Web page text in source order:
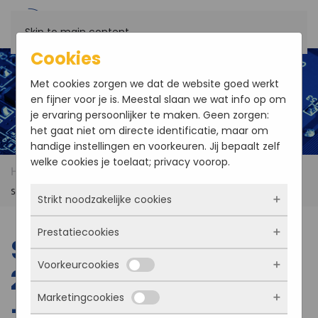
Skip to main content
Home Products
SENSORAY Model 2444 HD-SDI
switcher - 4x4 3G-SDI matrix switcher with Ethernet
SENSORAY Model
2444 HD-SDI switcher
Cookies
Met cookies zorgen we dat de website goed werkt
en fijner voor je is. Meestal slaan we wat info op om
je ervaring persoonlijker te maken. Geen zorgen:
het gaat niet om directe identificatie, maar om
handige instellingen en voorkeuren. Jij bepaalt zelf
welke cookies je toelaat; privacy voorop.
Strikt noodzakelijke cookies
Deze cookies zorgen ervoor dat de website
überhaupt werkt. Ze zijn dus altijd actief en
kunnen niet worden uitgezet. Meestal worden
ze alleen geplaatst als jij iets doet, zoals
inloggen, een formulier invullen of je
Prestatiecookies
Met deze cookies zien we hoe vaak onze site
bezocht wordt, waar bezoekers vandaan
komen en welke pagina’s populair zijn. Zo
Voorkeurcookies
Deze cookies onthouden jouw voorkeuren.
Marketingcookies